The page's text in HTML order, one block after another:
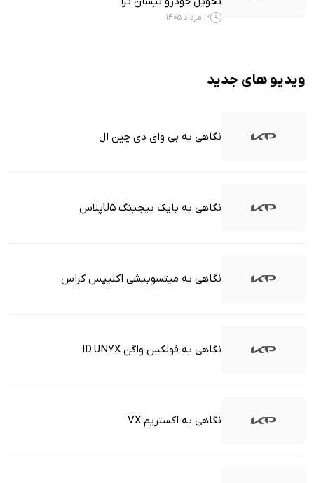
12 مرداد 1405
ویدیو های جدید
نگاهی به بی وای دی چین ال
نگاهی به بایک بیجینگ U5پلاس
نگاهی به میتسوبیشی اکلیپس کراس
نگاهی به فولکس واگن ID.UNYX
نگاهی به اکستریم VX